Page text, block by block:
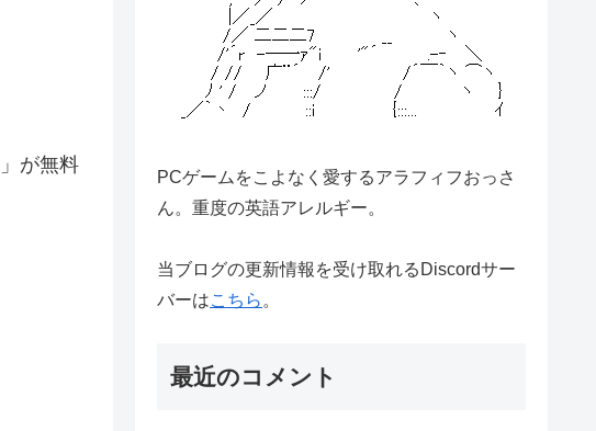
」が無料
PCゲームをこよなく愛するアラフィフおっさ
ん。重度の英語アレルギー。
当ブログの更新情報を受け取れるDiscordサー
バーはこちら 。
最近のコメント